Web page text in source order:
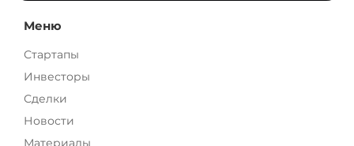
Меню
Стартапы
Инвесторы
Сделки
Новости